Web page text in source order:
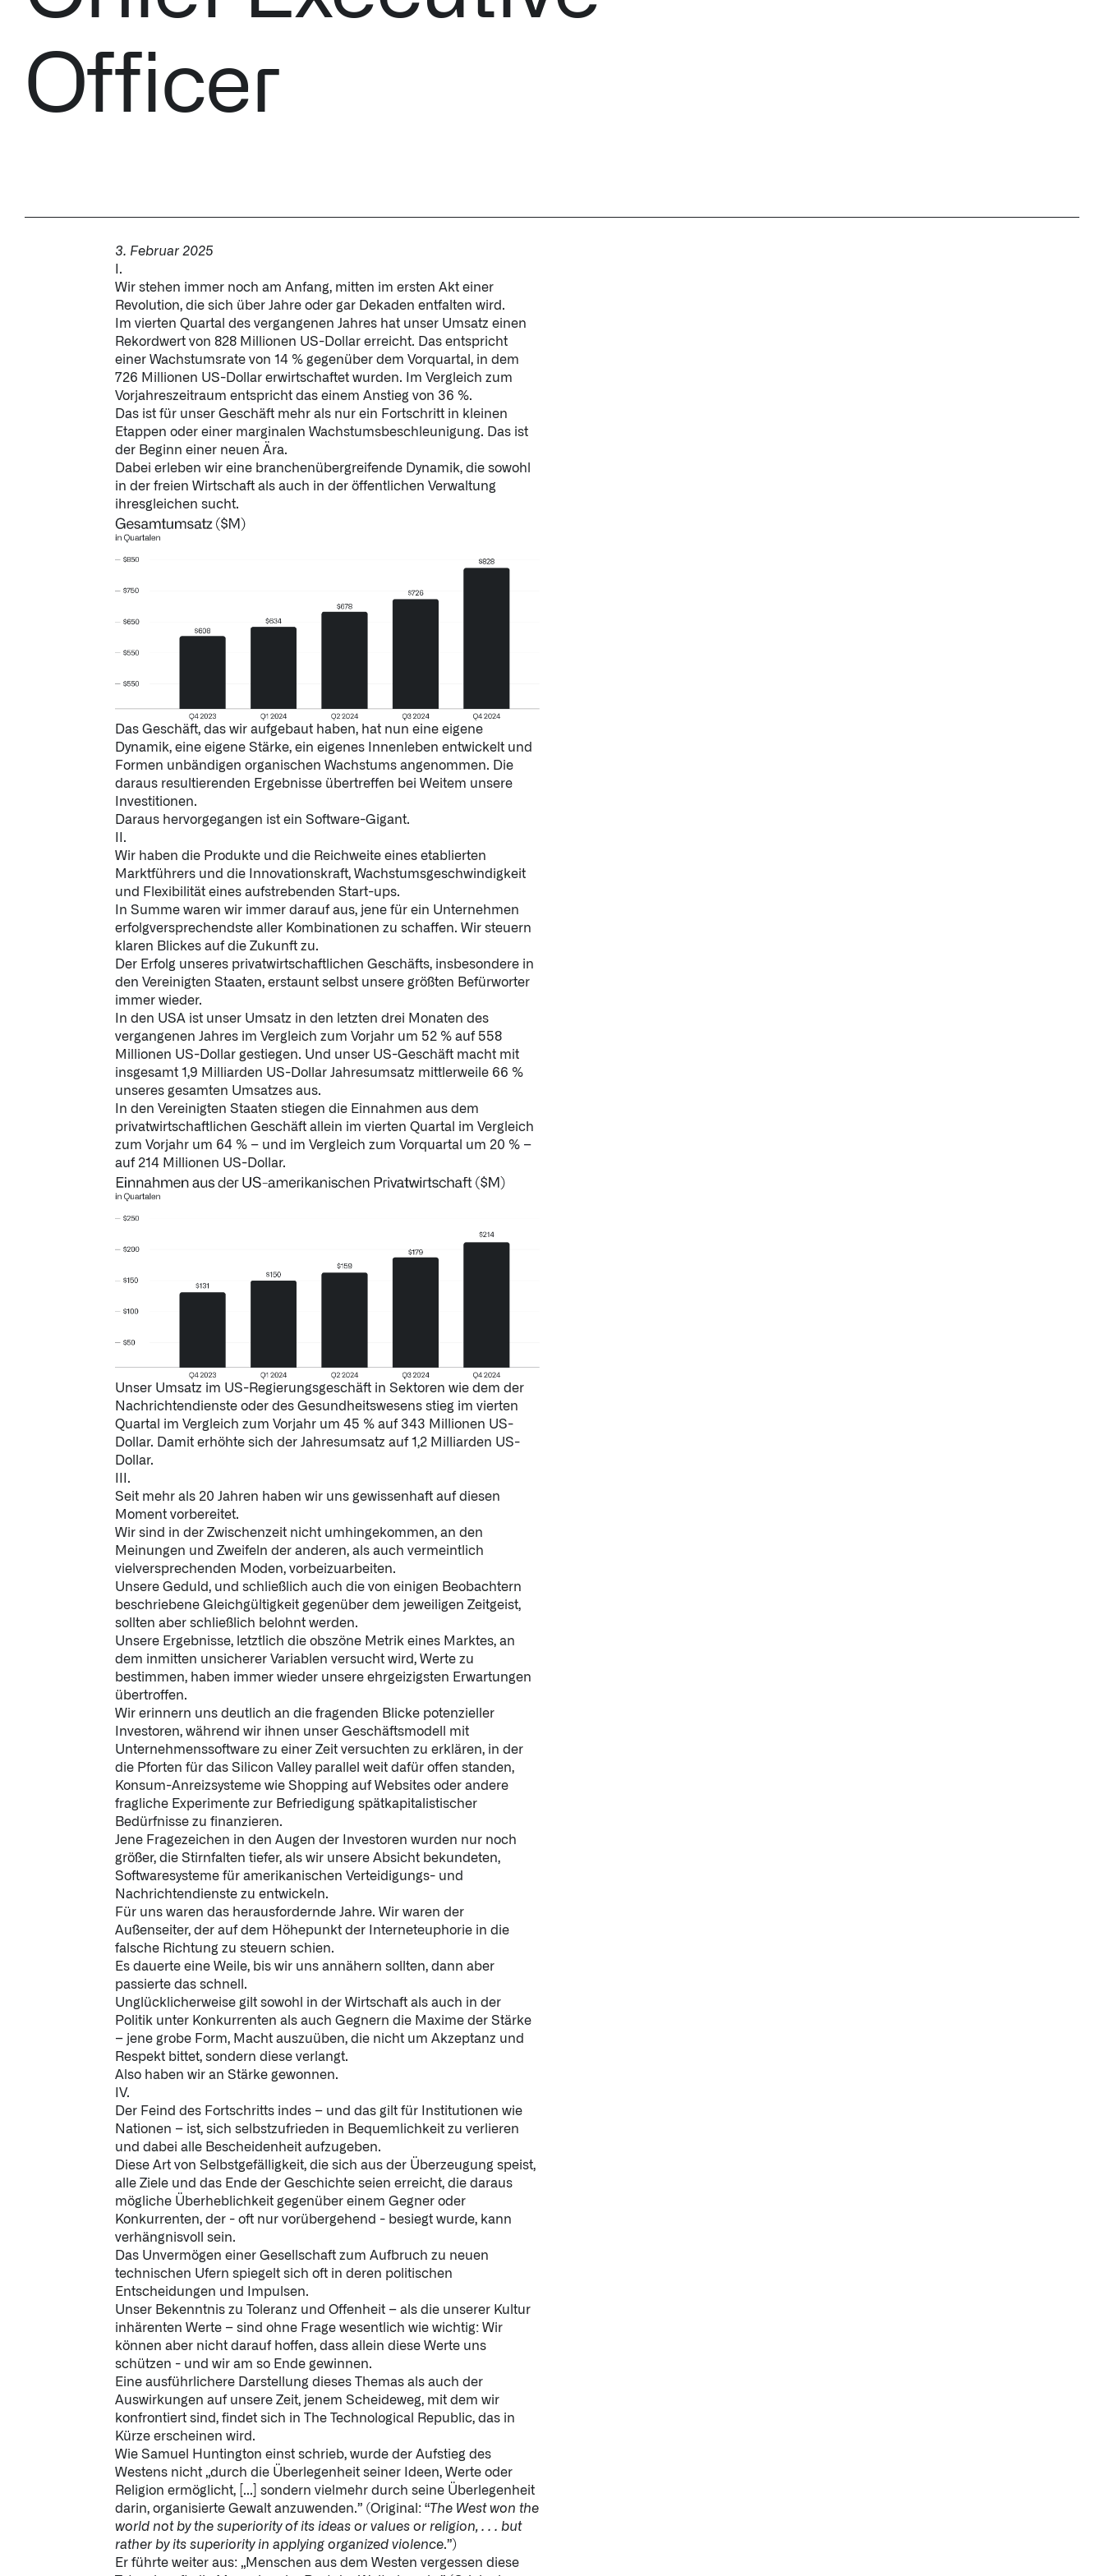
Offerings
Newsroom
Palantir Explained
Palantir software halves sepsis deaths at US hospital
The Sepsis Hub, developed with Tampa General Hospital in Florida, detects subtle changes in vital signs so
↳ Read Here
IMPACT STUDY // TAMPA GENERAL HOSPITAL
Infusing data throughout the care continuum
Officer
3. Februar 2025
I.
Wir stehen immer noch am Anfang, mitten im ersten Akt einer
Revolution, die sich über Jahre oder gar Dekaden entfalten wird.
Im vierten Quartal des vergangenen Jahres hat unser Umsatz einen
Rekordwert von 828 Millionen US-Dollar erreicht. Das entspricht
einer Wachstumsrate von 14 % gegenüber dem Vorquartal, in dem
726 Millionen US-Dollar erwirtschaftet wurden. Im Vergleich zum
Vorjahreszeitraum entspricht das einem Anstieg von 36 %.
Das ist für unser Geschäft mehr als nur ein Fortschritt in kleinen
Etappen oder einer marginalen Wachstumsbeschleunigung. Das ist
der Beginn einer neuen Ära.
Dabei erleben wir eine branchenübergreifende Dynamik, die sowohl
in der freien Wirtschaft als auch in der öffentlichen Verwaltung
ihresgleichen sucht.
Das Geschäft, das wir aufgebaut haben, hat nun eine eigene
Dynamik, eine eigene Stärke, ein eigenes Innenleben entwickelt und
Formen unbändigen organischen Wachstums angenommen. Die
daraus resultierenden Ergebnisse übertreffen bei Weitem unsere
Investitionen.
Daraus hervorgegangen ist ein Software-Gigant.
II.
Wir haben die Produkte und die Reichweite eines etablierten
Marktführers und die Innovationskraft, Wachstumsgeschwindigkeit
und Flexibilität eines aufstrebenden Start-ups.
In Summe waren wir immer darauf aus, jene für ein Unternehmen
erfolgversprechendste aller Kombinationen zu schaffen. Wir steuern
klaren Blickes auf die Zukunft zu.
Der Erfolg unseres privatwirtschaftlichen Geschäfts, insbesondere in
den Vereinigten Staaten, erstaunt selbst unsere größten Befürworter
immer wieder.
In den USA ist unser Umsatz in den letzten drei Monaten des
vergangenen Jahres im Vergleich zum Vorjahr um 52 % auf 558
Millionen US-Dollar gestiegen. Und unser US-Geschäft macht mit
insgesamt 1,9 Milliarden US-Dollar Jahresumsatz mittlerweile 66 %
unseres gesamten Umsatzes aus.
In den Vereinigten Staaten stiegen die Einnahmen aus dem
privatwirtschaftlichen Geschäft allein im vierten Quartal im Vergleich
zum Vorjahr um 64 % – und im Vergleich zum Vorquartal um 20 % –
auf 214 Millionen US-Dollar.
Unser Umsatz im US-Regierungsgeschäft in Sektoren wie dem der
Nachrichtendienste oder des Gesundheitswesens stieg im vierten
Quartal im Vergleich zum Vorjahr um 45 % auf 343 Millionen US-
Dollar. Damit erhöhte sich der Jahresumsatz auf 1,2 Milliarden US-
Dollar.
III.
Seit mehr als 20 Jahren haben wir uns gewissenhaft auf diesen
Moment vorbereitet.
Wir sind in der Zwischenzeit nicht umhingekommen, an den
Meinungen und Zweifeln der anderen, als auch vermeintlich
vielversprechenden Moden, vorbeizuarbeiten.
Unsere Geduld, und schließlich auch die von einigen Beobachtern
beschriebene Gleichgültigkeit gegenüber dem jeweiligen Zeitgeist,
sollten aber schließlich belohnt werden.
Unsere Ergebnisse, letztlich die obszöne Metrik eines Marktes, an
dem inmitten unsicherer Variablen versucht wird, Werte zu
bestimmen, haben immer wieder unsere ehrgeizigsten Erwartungen
übertroffen.
Wir erinnern uns deutlich an die fragenden Blicke potenzieller
Investoren, während wir ihnen unser Geschäftsmodell mit
Unternehmenssoftware zu einer Zeit versuchten zu erklären, in der
die Pforten für das Silicon Valley parallel weit dafür offen standen,
Konsum-Anreizsysteme wie Shopping auf Websites oder andere
fragliche Experimente zur Befriedigung spätkapitalistischer
Bedürfnisse zu finanzieren.
Jene Fragezeichen in den Augen der Investoren wurden nur noch
größer, die Stirnfalten tiefer, als wir unsere Absicht bekundeten,
Softwaresysteme für amerikanischen Verteidigungs- und
Nachrichtendienste zu entwickeln.
Für uns waren das herausfordernde Jahre. Wir waren der
Außenseiter, der auf dem Höhepunkt der Interneteuphorie in die
falsche Richtung zu steuern schien.
Es dauerte eine Weile, bis wir uns annähern sollten, dann aber
passierte das schnell.
Unglücklicherweise gilt sowohl in der Wirtschaft als auch in der
Politik unter Konkurrenten als auch Gegnern die Maxime der Stärke
– jene grobe Form, Macht auszuüben, die nicht um Akzeptanz und
Respekt bittet, sondern diese verlangt.
Also haben wir an Stärke gewonnen.
IV.
Der Feind des Fortschritts indes – und das gilt für Institutionen wie
Nationen – ist, sich selbstzufrieden in Bequemlichkeit zu verlieren
und dabei alle Bescheidenheit aufzugeben.
Diese Art von Selbstgefälligkeit, die sich aus der Überzeugung speist,
alle Ziele und das Ende der Geschichte seien erreicht, die daraus
mögliche Überheblichkeit gegenüber einem Gegner oder
Konkurrenten, der - oft nur vorübergehend - besiegt wurde, kann
verhängnisvoll sein.
Das Unvermögen einer Gesellschaft zum Aufbruch zu neuen
technischen Ufern spiegelt sich oft in deren politischen
Entscheidungen und Impulsen.
Unser Bekenntnis zu Toleranz und Offenheit – als die unserer Kultur
inhärenten Werte – sind ohne Frage wesentlich wie wichtig: Wir
können aber nicht darauf hoffen, dass allein diese Werte uns
schützen - und wir am so Ende gewinnen.
Eine ausführlichere Darstellung dieses Themas als auch der
Auswirkungen auf unsere Zeit, jenem Scheideweg, mit dem wir
konfrontiert sind, findet sich in The Technological Republic, das in
Kürze erscheinen wird.
Wie Samuel Huntington einst schrieb, wurde der Aufstieg des
Westens nicht „durch die Überlegenheit seiner Ideen, Werte oder
Religion ermöglicht, [...] sondern vielmehr durch seine Überlegenheit
darin, organisierte Gewalt anzuwenden.” (Original: “The West won the
world not by the superiority of its ideas or values or religion, . . . but
rather by its superiority in applying organized violence.”)
Er führte weiter aus: „Menschen aus dem Westen vergessen diese